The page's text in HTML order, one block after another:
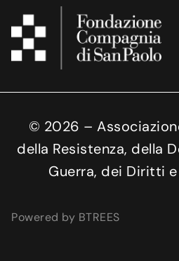
© 2026 –
della Resistenza, della
Guerra, dei Diritti
Powered by BTREES